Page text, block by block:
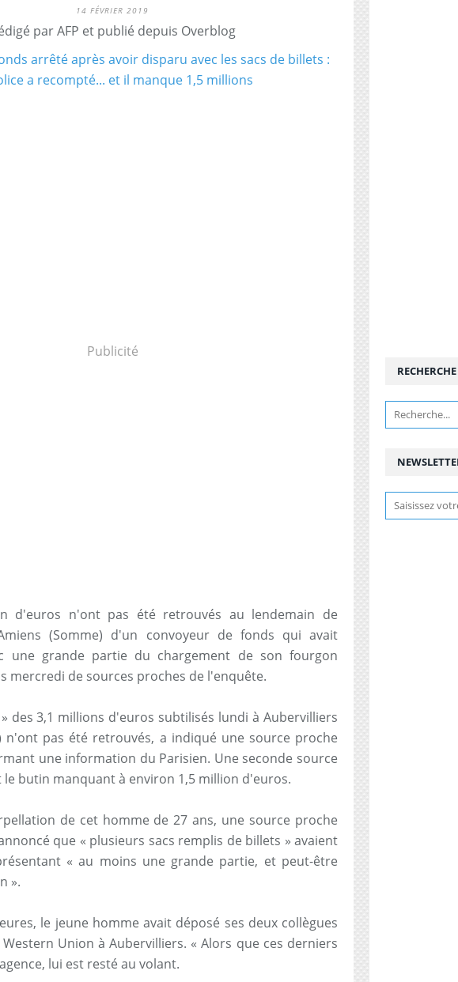
14 FÉVRIER 2019
par AFP et publié depuis Overblog
Publicité
d'euros n'ont pas été retrouvés au lendemain de
(Somme) d'un convoyeur de fonds qui avait
une grande partie du chargement de son fourgon
mercredi de sources proches de l'enquête.
des 3,1 millions d'euros subtilisés lundi à Aubervilliers
n'ont pas été retrouvés, a indiqué une source proche
une information du Parisien. Une seconde source
butin manquant à environ 1,5 million d'euros.
de cet homme de 27 ans, une source proche
que « plusieurs sacs remplis de billets » avaient
« au moins une grande partie, et peut-être
».
le jeune homme avait déposé ses deux collègues
Union à Aubervilliers. « Alors que ces derniers
lui est resté au volant.
RECHERCHE